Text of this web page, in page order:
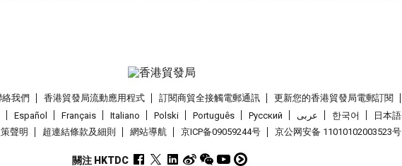
絡我們 香港貿發局流動應用程式 訂閱商貿全接觸電郵通訊 更新您的香港貿發局電郵訂閱
Español Français Italiano Polski Português Pусский عربى 한국어
日本語
聲明 超連結條款及細則 網站導航 京ICP备09059244号 京公网安备 11010102003523号
關注 HKTDC